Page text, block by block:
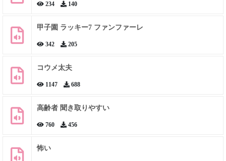
234 140
甲子園 ラッキー7 ファンファーレ
342 205
コウメ太夫
1147 688
高齢者 聞き取りやすい
760 456
怖い